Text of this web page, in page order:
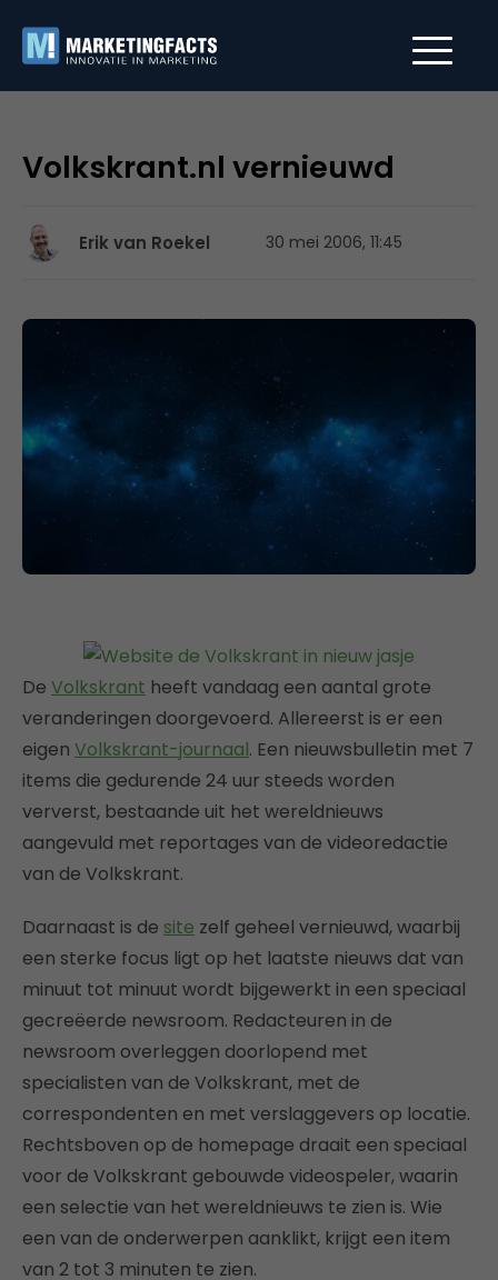
Volkskrant.nl vernieuwd
Erik van Roekel 30 mei 2006, 11:45
De Volkskrant heeft vandaag een aantal grote
veranderingen doorgevoerd. Allereerst is er een
eigen Volkskrant-journaal. Een nieuwsbulletin met 7
items die gedurende 24 uur steeds worden
ververst, bestaande uit het wereldnieuws
aangevuld met reportages van de videoredactie
van de Volkskrant.
Daarnaast is de site zelf geheel vernieuwd, waarbij
een sterke focus ligt op het laatste nieuws dat van
minuut tot minuut wordt bijgewerkt in een speciaal
gecreëerde newsroom. Redacteuren in de
newsroom overleggen doorlopend met
specialisten van de Volkskrant, met de
correspondenten en met verslaggevers op locatie.
Rechtsboven op de homepage draait een speciaal
voor de Volkskrant gebouwde videospeler, waarin
een selectie van het wereldnieuws te zien is. Wie
een van de onderwerpen aanklikt, krijgt een item
van 2 tot 3 minuten te zien.